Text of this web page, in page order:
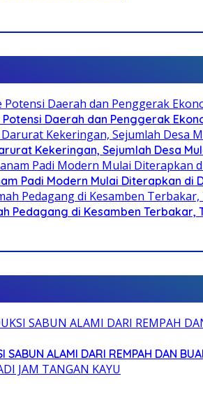
Daerah dan Penggerak
Kekeringan, Sejumlah Desa
Padi Modern Mulai Diterapkan di
Pedagang di Kesamben Terbakar,
SABUN ALAMI DARI REMPAH DAN